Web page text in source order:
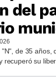
del
de 35 años,
recuperó su